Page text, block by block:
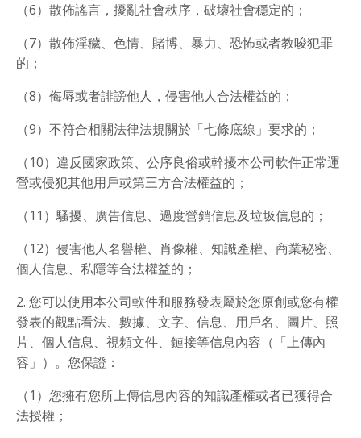
（6）散佈謠言，擾亂社會秩序，破壞社會穩定的；
（7）散佈淫穢、色情、賭博、暴力、恐怖或者教唆犯罪
的；
（8）侮辱或者誹謗他人，侵害他人合法權益的；
（9）不符合相關法律法規關於「七條底線」要求的；
（10）違反國家政策、公序良俗或幹擾本公司軟件正常運
營或侵犯其他用戶或第三方合法權益的；
（11）騷擾、廣告信息、過度營銷信息及垃圾信息的；
（12）侵害他人名譽權、肖像權、知識產權、商業秘密、
個人信息、私隱等合法權益的；
2. 您可以使用本公司軟件和服務發表屬於您原創或您有權
發表的觀點看法、數據、文字、信息、用戶名、圖片、照
片、個人信息、視頻文件、鏈接等信息內容（「上傳內
容」）。您保證：
（1）您擁有您所上傳信息內容的知識產權或者已獲得合
法授權；